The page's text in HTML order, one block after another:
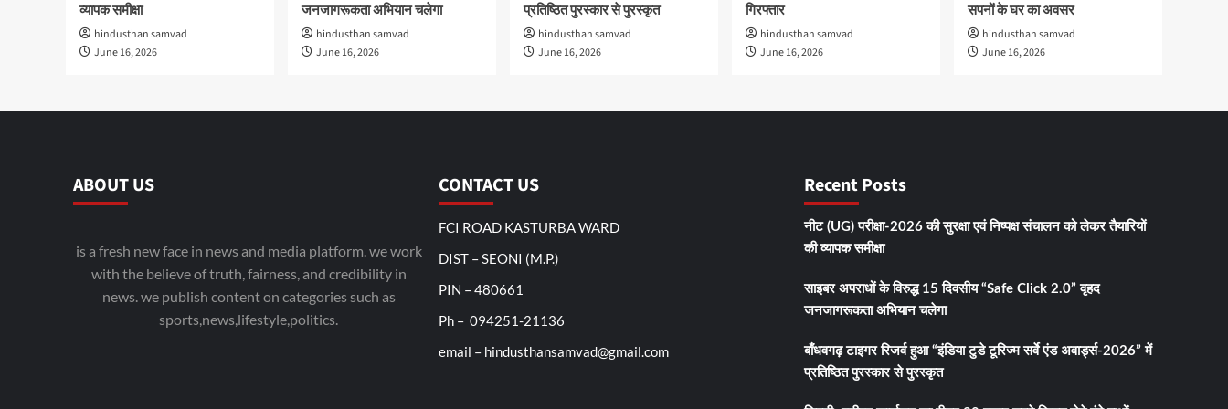
व्यापक समीक्षा
hindusthan samvad
June 16, 2026
जनजागरूकता अभियान चलेगा
hindusthan samvad
June 16, 2026
प्रतिष्ठित पुरस्कार से पुरस्कृत
hindusthan samvad
June 16, 2026
गिरफ्तार
hindusthan samvad
June 16, 2026
सपनों के घर का अवसर
hindusthan samvad
June 16, 2026
ABOUT US
is a fresh new face in news and media platform. we work
with the believe of truth, fairness, and credibility in
news. we publish content on categories such as
sports,news,lifestyle,politics.
CONTACT US
FCI ROAD KASTURBA WARD
DIST – SEONI (M.P.)
PIN – 480661
Ph – 094251-21136
email – hindusthansamvad@gmail.com
Recent Posts
नीट (UG) परीक्षा-2026 की सुरक्षा एवं निष्पक्ष संचालन को लेकर तैयारियों
की व्यापक समीक्षा
साइबर अपराधों के विरुद्ध 15 दिवसीय “Safe Click 2.0” वृहद
जनजागरूकता अभियान चलेगा
बाँधवगढ़ टाइगर रिजर्व हुआ “इंडिया टुडे टूरिज्म सर्वे एंड अवार्ड्स-2026” में
प्रतिष्ठित पुरस्कार से पुरस्कृत